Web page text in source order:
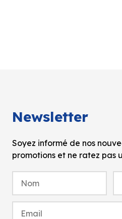
Newsletter
Soyez informé de nos
promotions et ne ratez pas